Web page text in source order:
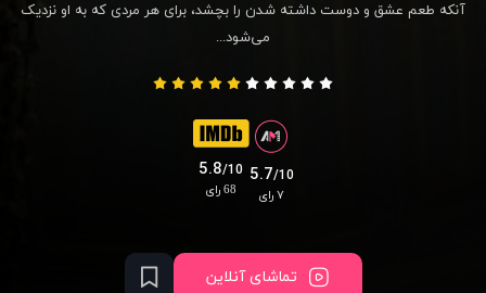
آنکه طعم عشق و دوست داشته شدن را بچشد، برای هر مردی که به او نزدیک
می‌شود...
5.8/10
68 رای
5.7/10
۷ رای
تماشای آنلاین